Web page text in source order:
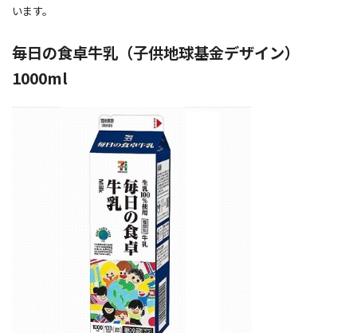
います。
毎日の食卓牛乳（子供地球基金デザイン）
1000ml